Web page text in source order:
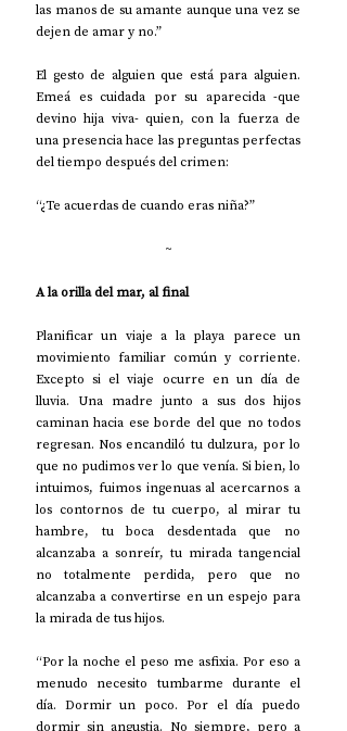
las manos de su amante aunque una vez se
dejen de amar y no.”
El gesto de alguien que está para alguien.
Emeá es cuidada por su aparecida -que
devino hija viva- quien, con la fuerza de
una presencia hace las preguntas perfectas
del tiempo después del crimen:
“¿Te acuerdas de cuando eras niña?”
~
A la orilla del mar, al final
Planificar un viaje a la playa parece un
movimiento familiar común y corriente.
Excepto si el viaje ocurre en un día de
lluvia. Una madre junto a sus dos hijos
caminan hacia ese borde del que no todos
regresan. Nos encandiló tu dulzura, por lo
que no pudimos ver lo que venía. Si bien, lo
intuimos, fuimos ingenuas al acercarnos a
los contornos de tu cuerpo, al mirar tu
hambre, tu boca desdentada que no
alcanzaba a sonreír, tu mirada tangencial
no totalmente perdida, pero que no
alcanzaba a convertirse en un espejo para
la mirada de tus hijos.
“Por la noche el peso me asfixia. Por eso a
menudo necesito tumbarme durante el
día. Dormir un poco. Por el día puedo
dormir sin angustia. No siempre, pero a